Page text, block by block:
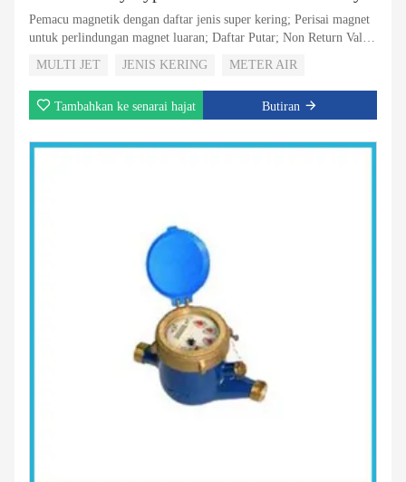
Pemacu magnetik dengan daftar jenis super kering; Perisai magnet
untuk perlindungan magnet luaran; Daftar Putar; Non Return Valve
MULTI JET JENIS KERING METER AIR
Tambahkan ke senarai hajat Butiran